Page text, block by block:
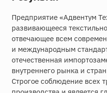
Предприятие «Адвентум
развивающееся
отвечающее всем
и международным
отечественная
внутреннего рынка и
Строгое соблюдение всех